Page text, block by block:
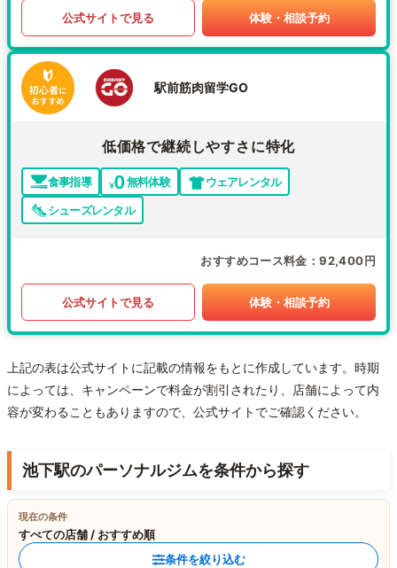
公式サイトで見る 体験・相談予約
駅前筋肉留学GO
低価格で継続しやすさに特化
食事指導 無料体験
ウェアレンタル
シューズレンタル
おすすめコース料金 92,400円
公式サイトで見る 体験・相談予約
上記の表は公式サイトに記載の情報をもとに作成しています。時期
によっては、キャンペーンで料金が割引されたり、店舗によって内
容が変わることもありますので、公式サイトでご確認ください。
池下駅のパーソナルジムを条件から探す
現在の条件
すべての店舗 / おすすめ順
条件を絞り込む